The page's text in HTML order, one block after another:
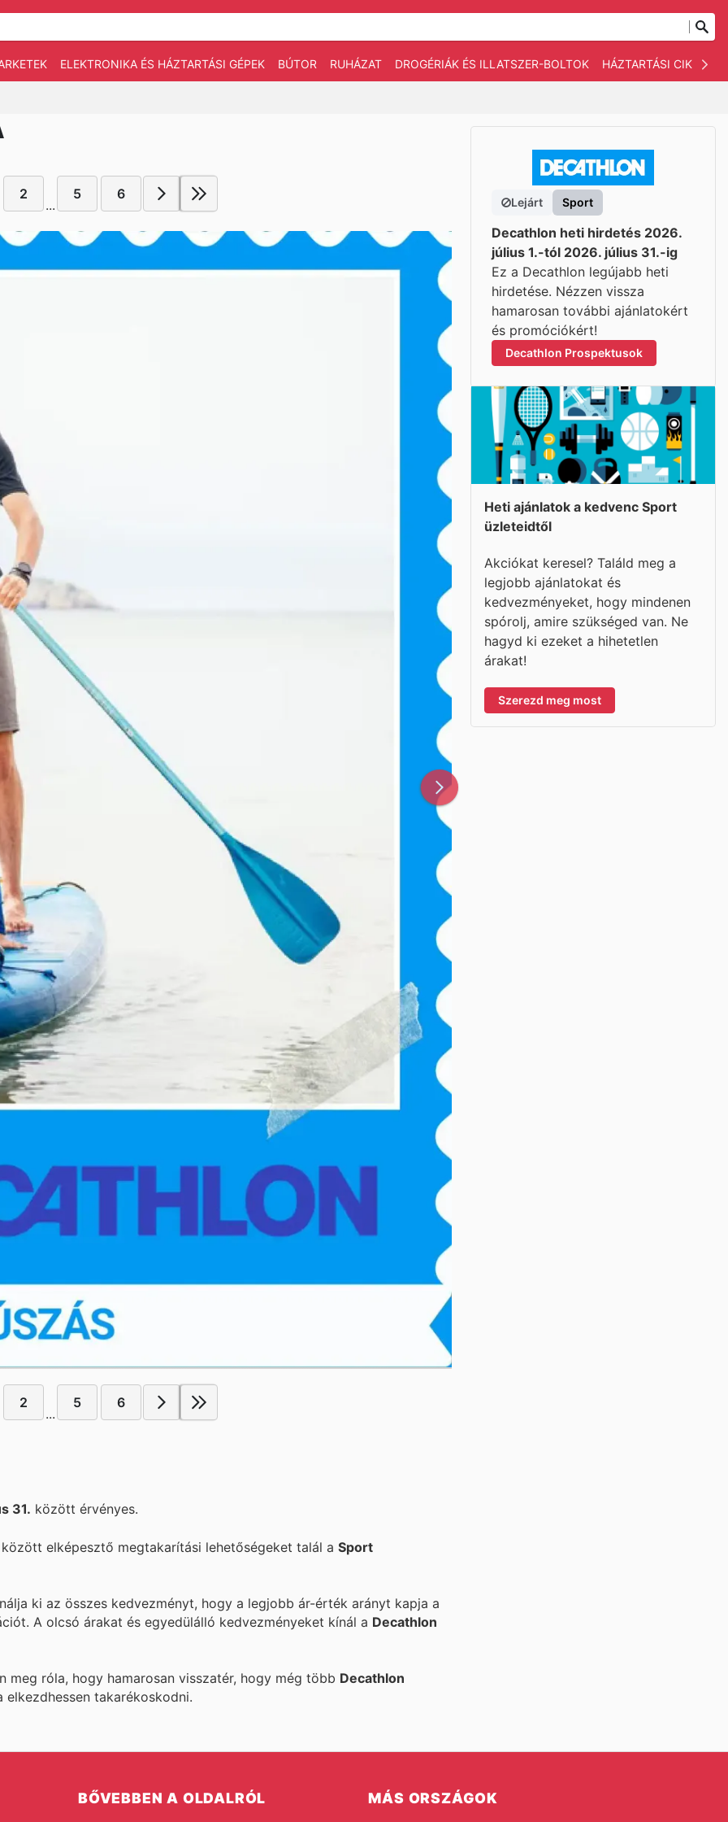
ELEKTRONIKA ÉS HÁZTARTÁSI GÉPEK BÚTOR RUHÁZAT DROGÉRIÁK ÉS ILLATSZER-BOLTOK HÁZTARTÁSI CIKKEK
2
...
5 6
2
...
5 6
31. között érvényes.
elképesztő megtakarítási lehetőségeket talál a Sport
ki az összes kedvezményt, hogy a legjobb ár-érték arányt kapja a
A olcsó árakat és egyedülálló kedvezményeket kínál a Decathlon
róla, hogy hamarosan visszatér, hogy még több Decathlon
elkezdhessen takarékoskodni.
Lejárt Sport
Decathlon heti hirdetés 2026.
július 1.-tól 2026. július 31.-ig
Ez a Decathlon legújabb heti
hirdetése. Nézzen vissza
hamarosan további ajánlatokért
és promóciókért!
Decathlon Prospektusok
Heti ajánlatok a kedvenc Sport
üzleteidtől
Akciókat keresel? Találd meg a
legjobb ajánlatokat és
kedvezményeket, hogy mindenen
spórolj, amire szükséged van. Ne
hagyd ki ezeket a hihetetlen
árakat!
Szerezd meg most
BŐVEBBEN A OLDALRÓL MÁS ORSZÁGOK